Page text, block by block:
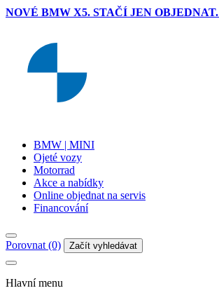
NOVÉ BMW X5. STAČÍ JEN OBJEDNAT.
BMW | MINI
Ojeté vozy
Motorrad
Akce a nabídky
Online objednat na servis
Financování
Porovnat (0) Začít vyhledávat
Hlavní menu